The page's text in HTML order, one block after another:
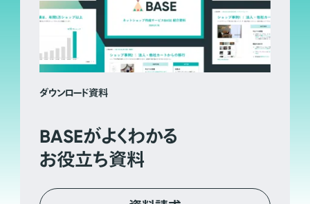
ダウンロード資料
BASEがよくわかる
お役立ち資料